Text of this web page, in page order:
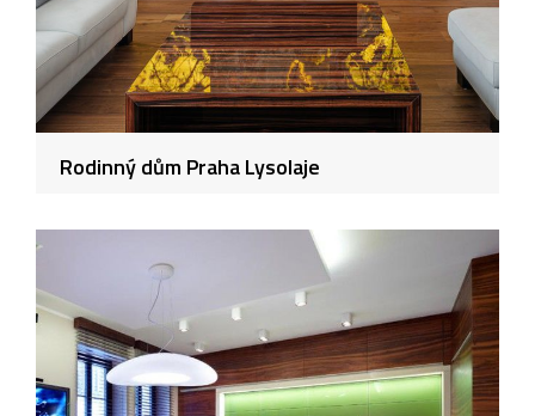
Rodinný dům Praha Lysolaje